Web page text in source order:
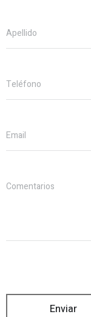
Apellido
Teléfono
Email
Comentarios
Enviar